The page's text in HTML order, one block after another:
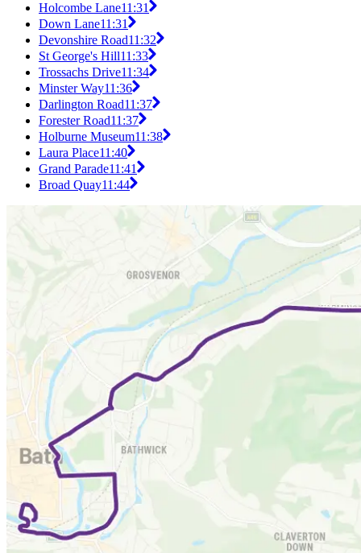
Holcombe Lane11:31
Down Lane11:31
Devonshire Road11:32
St George's Hill11:33
Trossachs Drive11:34
Minster Way11:36
Darlington Road11:37
Forester Road11:37
Holburne Museum11:38
Laura Place11:40
Grand Parade11:41
Broad Quay11:44